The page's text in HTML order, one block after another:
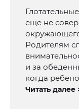
еще не
Родителям
и за
когда
Читать далее